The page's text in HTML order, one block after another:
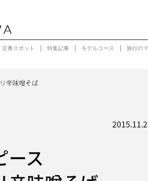
定番スポット 特集記事 モデルコース 旅行の
辛味噌そば
ース